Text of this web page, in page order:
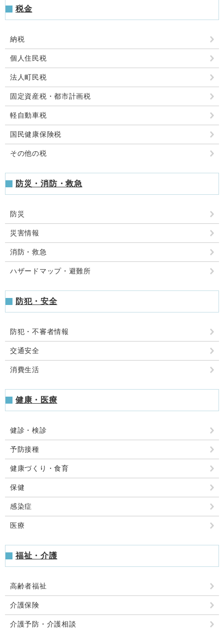
税金
納税
個人住民税
法人町民税
固定資産税・都市計画税
軽自動車税
国民健康保険税
その他の税
防災・消防・救急
防災
災害情報
消防・救急
ハザードマップ・避難所
防犯・安全
防犯・不審者情報
交通安全
消費生活
健康・医療
健診・検診
予防接種
健康づくり・食育
保健
感染症
医療
福祉・介護
高齢者福祉
介護保険
介護予防・介護相談